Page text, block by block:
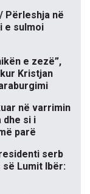
Përleshja në
e sulmoi
e zezë”,
Kristjan
në varrimin
dhe si i
parë
serb
Lumit Ibër: